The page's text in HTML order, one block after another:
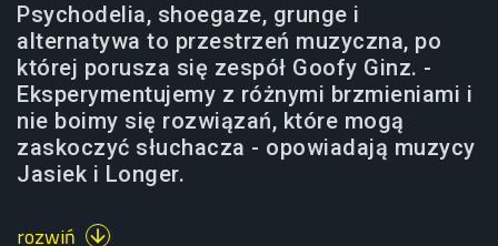
Psychodelia, shoegaze, grunge i
alternatywa to przestrzeń muzyczna, po
której porusza się zespół Goofy Ginz. -
Eksperymentujemy z różnymi brzmieniami i
nie boimy się rozwiązań, które mogą
zaskoczyć słuchacza - opowiadają muzycy
Jasiek i Longer.
rozwiń 